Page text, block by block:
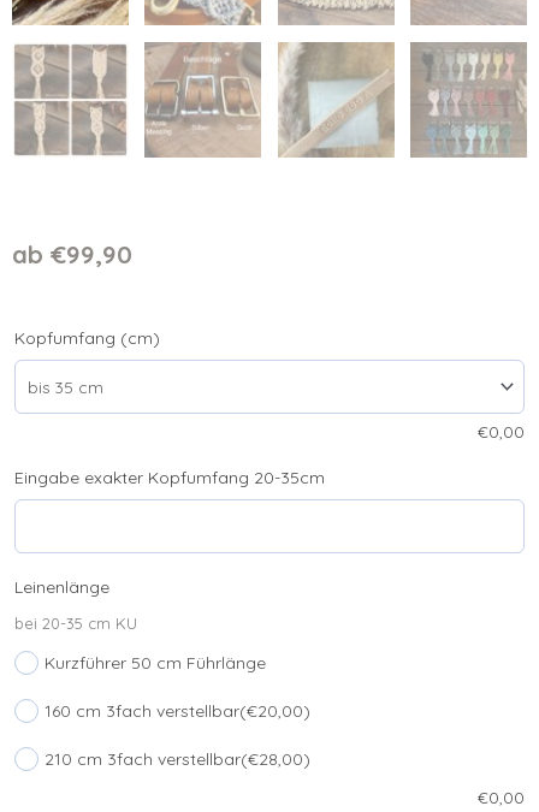
ab €99,90
Kopfumfang (cm)
€0,00
Eingabe exakter Kopfumfang 20-35cm
Leinenlänge
bei 20-35 cm KU
Kurzführer 50 cm Führlänge
160 cm 3fach verstellbar(€20,00)
210 cm 3fach verstellbar(€28,00)
€0,00
"Wildheart
Hippie"
Fettleder
Makramee